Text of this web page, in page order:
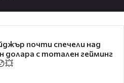
почти спечели над
долара с тотален гейминг